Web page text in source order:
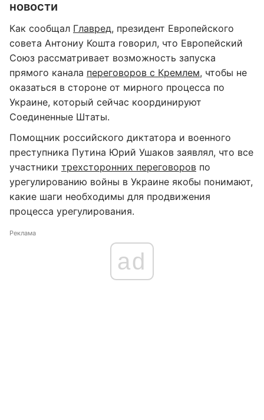
новости
Как сообщал Главред, президент Европейского
совета Антониу Кошта говорил, что Европейский
Союз рассматривает возможность запуска
прямого канала переговоров с Кремлем, чтобы не
оказаться в стороне от мирного процесса по
Украине, который сейчас координируют
Соединенные Штаты.
Помощник российского диктатора и военного
преступника Путина Юрий Ушаков заявлял, что все
участники трехсторонних переговоров по
урегулированию войны в Украине якобы понимают,
какие шаги необходимы для продвижения
процесса урегулирования.
Реклама
ad